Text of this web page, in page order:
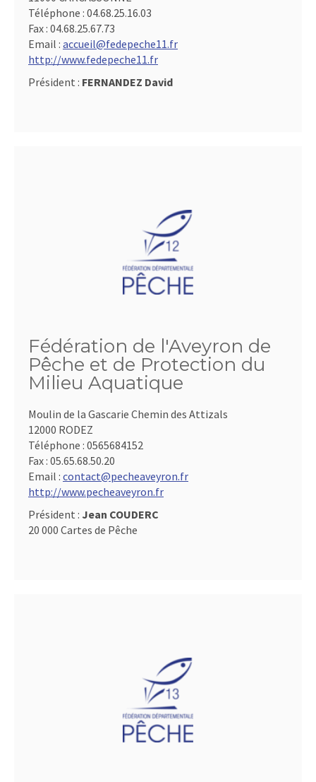
Téléphone : 04.68.25.16.03
Fax : 04.68.25.67.73
Email : accueil@fedepeche11.fr
http://www.fedepeche11.fr
Président : FERNANDEZ David
Fédération de l'Aveyron de
Pêche et de Protection du
Milieu Aquatique
Moulin de la Gascarie Chemin des Attizals
12000 RODEZ
Téléphone : 0565684152
Fax : 05.65.68.50.20
Email : contact@pecheaveyron.fr
http://www.pecheaveyron.fr
Président : Jean COUDERC
20 000 Cartes de Pêche